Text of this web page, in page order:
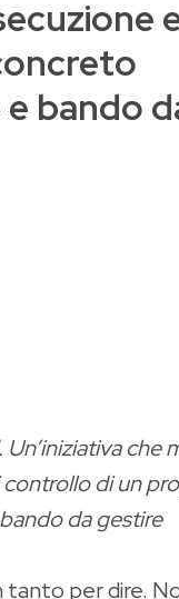
bando
che
controllo di un
da gestire
tanto per dire.